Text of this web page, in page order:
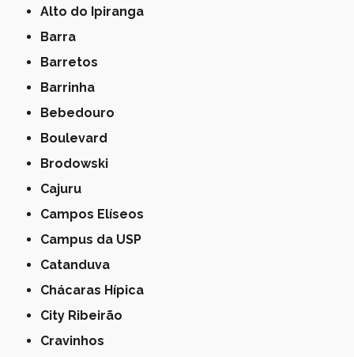
Alto do Ipiranga
Barra
Barretos
Barrinha
Bebedouro
Boulevard
Brodowski
Cajuru
Campos Elíseos
Campus da USP
Catanduva
Chácaras Hípica
City Ribeirão
Cravinhos